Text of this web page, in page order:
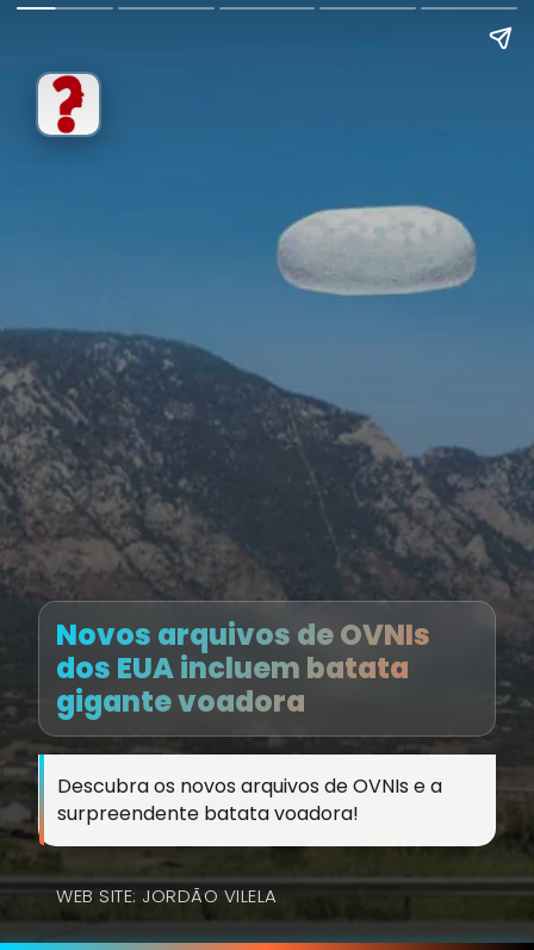
Novos arquivos de OVNIs
dos EUA incluem batata
gigante voadora
Descubra os novos arquivos de OVNIs e a
surpreendente batata voadora!
WEB SITE: JORDÃO VILELA